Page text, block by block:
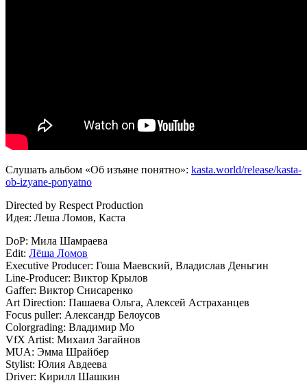
Слушать альбом «Об изъяне понятно»: kasta.world/release/kasta-
ob-izyane-ponyatno
Directed by Respect Production
Идея: Леша Ломов, Каста
DoP: Мила Шамраева
Edit: Лёша Ломов
Executive Producer: Гоша Маевский, Владислав Деньгин
Line-Producer: Виктор Крылов
Gaffer: Виктор Снисаренко
Art Direction: Пашаева Ольга, Алексей Астраханцев
Focus puller: Александр Белоусов
Colorgrading: Владимир Мо
VfX Artist: Михаил Загайнов
MUA: Эмма Шрайбер
Stylist: Юлия Авдеева
Driver: Кирилл Шашкин